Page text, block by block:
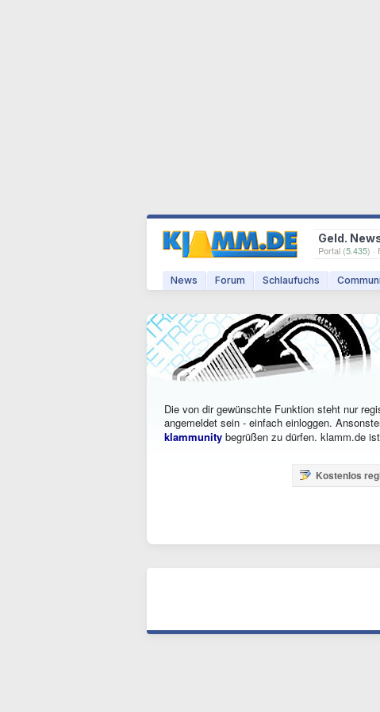
Geld.
Portal (5.435) ·
News Forum Schlaufuchs
Die von dir gewünschte Funktion steht nur
angemeldet sein - einfach einloggen.
klammunity begrüßen zu dürfen. klamm.de
Kostenlos